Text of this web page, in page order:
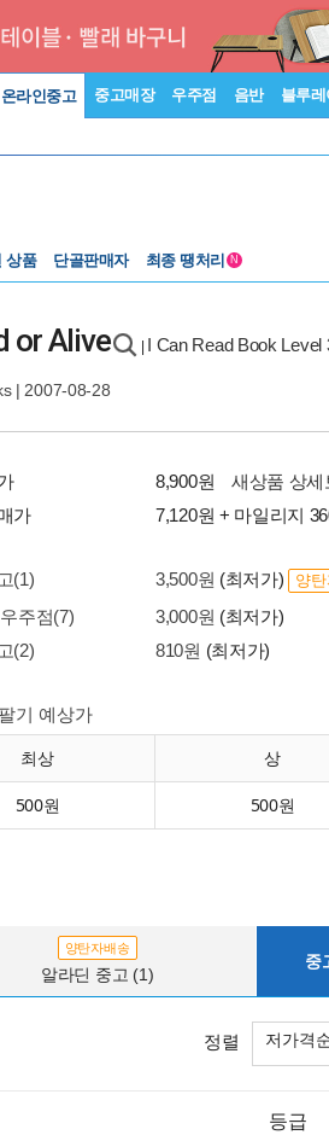
온라인중고 중고매장 우주점 음반 블루레
상품 단골판매자 최종 땡처리 N
or Alive I Can Read Book Level
| 2007-08-28
8,900원
새상품 상세
가
7,120원 + 마일리지
(1) 3,500원 (최저가) 양
주점(7) 3,000원 (최저가)
(2)
810원 (최저가)
기 예상가
최상 상
500원 500원
양탄자배송
알라딘 중고 (1)
중
정렬 저가격
등급